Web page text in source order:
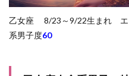
乙女座 8/23～9/22生まれ
系男子度60